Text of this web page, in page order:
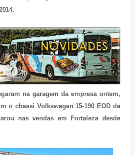
na garagem da empresa ontem,
o chassi Volkswagen 15-190 EOD da
nas vendas em Fortaleza desde